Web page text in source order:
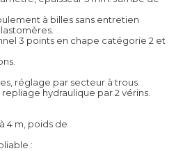
à billes sans entretien
3 points en chape catégorie 2 et
réglage par secteur à trous.
hydraulique par 2 vérins.
4 m, poids de
: